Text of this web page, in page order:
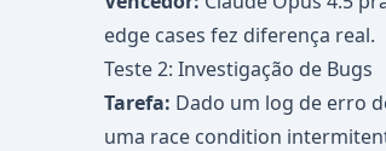
edge cases fez diferença real.
Teste 2: Investigação de Bugs
Tarefa: Dado um log de erro
uma race condition